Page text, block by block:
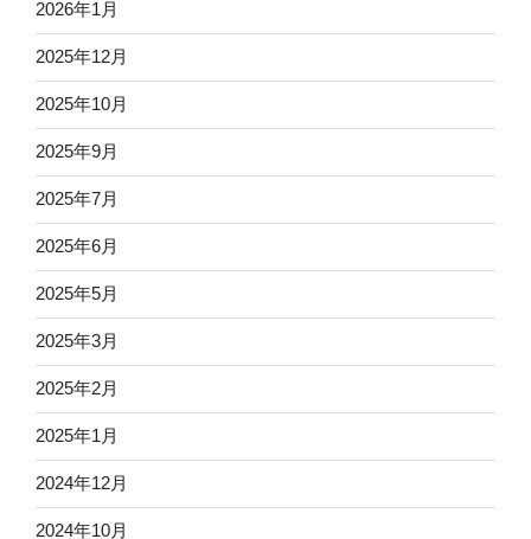
2026年1月
2025年12月
2025年10月
2025年9月
2025年7月
2025年6月
2025年5月
2025年3月
2025年2月
2025年1月
2024年12月
2024年10月